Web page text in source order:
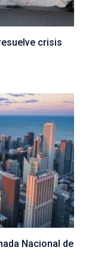
crisis
Nacional de